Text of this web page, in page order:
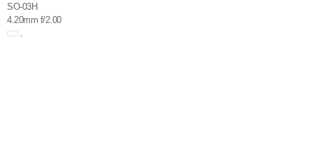
SO-03H
4.20mm f/2.00